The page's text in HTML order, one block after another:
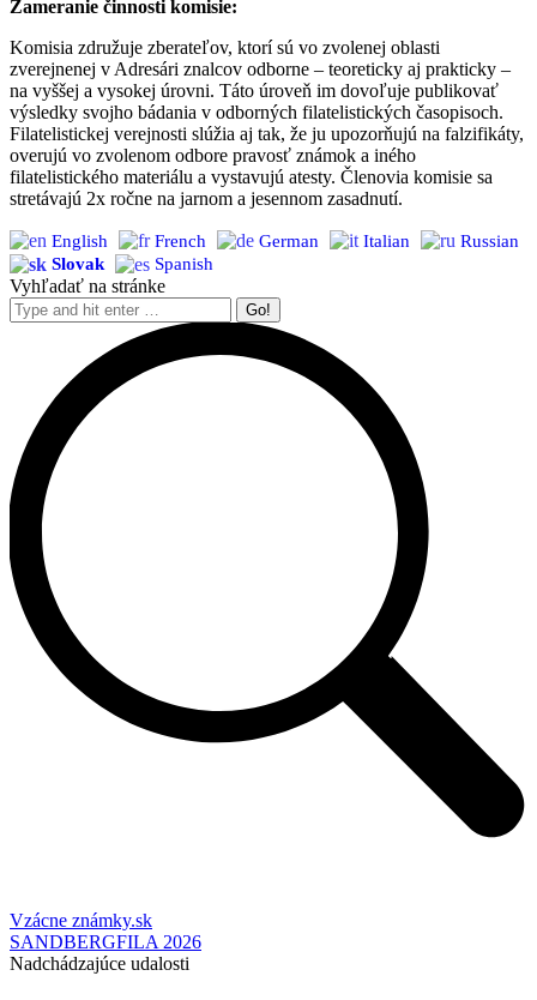
Zameranie činnosti komisie:
Komisia združuje zberateľov, ktorí sú vo zvolenej oblasti
zverejnenej v Adresári znalcov odborne – teoreticky aj prakticky –
na vyššej a vysokej úrovni. Táto úroveň im dovoľuje publikovať
výsledky svojho bádania v odborných filatelistických časopisoch.
Filatelistickej verejnosti slúžia aj tak, že ju upozorňujú na falzifikáty,
overujú vo zvolenom odbore pravosť známok a iného
filatelistického materiálu a vystavujú atesty. Členovia komisie sa
stretávajú 2x ročne na jarnom a jesennom zasadnutí.
English French German Italian
Russian
Slovak
Spanish
Vyhľadať na stránke
Search:
Vzácne známky.sk
SANDBERGFILA 2026
Nadchádzajúce udalosti